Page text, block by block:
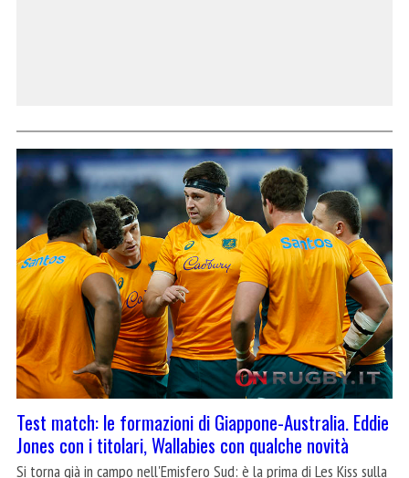
Test match: le formazioni di Giappone-Australia. Eddie
Jones con i titolari, Wallabies con qualche novità
Si torna già in campo nell'Emisfero Sud: è la prima di Les Kiss sulla